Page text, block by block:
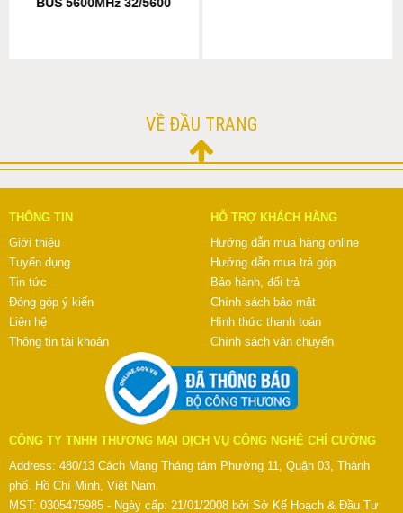
VỀ ĐẦU TRANG
THÔNG TIN
Giới thiệu
Tuyển dụng
Tin tức
Đóng góp ý kiến
Liên hệ
Thông tin tài khoản
HỖ TRỢ KHÁCH HÀNG
Hướng dẫn mua hàng online
Hướng dẫn mua trả góp
Bảo hành, đổi trả
Chính sách bảo mật
Hình thức thanh toán
Chính sách vận chuyển
CÔNG TY TNHH THƯƠNG MẠI DỊCH VỤ CÔNG NGHỆ CHÍ CƯỜNG
Address: 480/13 Cách Mạng Tháng tám Phường 11, Quận 03, Thành
phố. Hồ Chí Minh, Việt Nam
MST: 0305475985 - Ngày cấp: 21/01/2008 bởi Sở Kế Hoạch & Đầu Tư